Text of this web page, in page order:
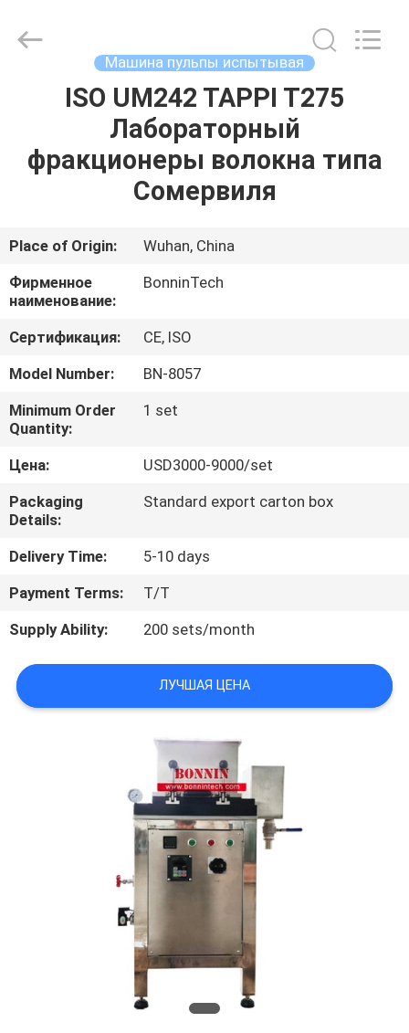
ПРОДУКТЫ
О
НАС
ПУТЕШЕСТВИЕ
ПРОВЕРКА
КАЧЕСТВА
МЫ
СПРОСИТЕ
ЦИТАТУ
КАРТА
Copyright
Reserved.
Машина пульпы испытывая
ISO UM242 TAPPI T275
Лабораторный
фракционеры волокна типа
Сомервиля
Place of Origin:
Wuhan, China
Фирменное
наименование:
BonninTech
Сертификация:
CE, ISO
Model Number:
BN-8057
Minimum Order
Quantity:
1 set
Цена:
USD3000-9000/set
Packaging
Details:
Standard export carton box
Delivery Time:
5-10 days
Payment Terms:
T/T
Supply Ability:
200 sets/month
ЛУЧШАЯ ЦЕНА